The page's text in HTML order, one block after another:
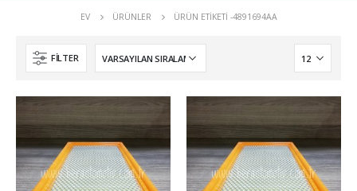
EV ÜRÜNLER ÜRÜN ETIKETI -4891694AA
FILTER